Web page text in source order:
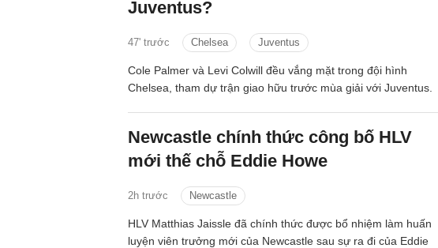
Juventus?
47' trước Chelsea Juventus
Cole Palmer và Levi Colwill đều vắng mặt trong đội hình
Chelsea, tham dự trận giao hữu trước mùa giải với Juventus.
Newcastle chính thức công bố HLV
mới thế chỗ Eddie Howe
2h trước Newcastle
HLV Matthias Jaissle đã chính thức được bổ nhiệm làm huấn
luyện viên trưởng mới của Newcastle sau sự ra đi của Eddie